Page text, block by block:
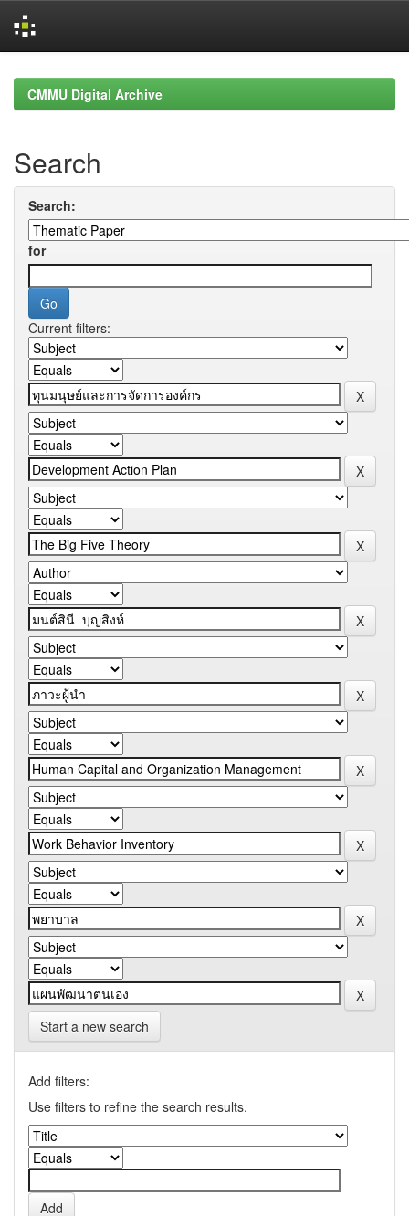
navigationCMMU Digital Archive
Search
Search:
for
Current filters:
Start a new search
Add filters:
Use filters to refine the search results.